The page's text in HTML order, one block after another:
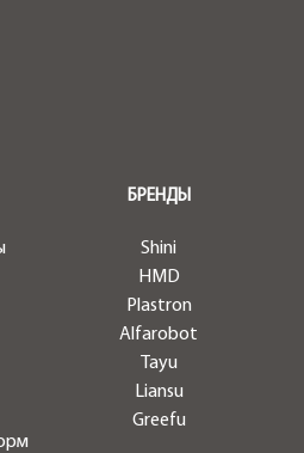
БРЕНДЫ
Shini
HMD
Plastron
Alfarobot
Tayu
Liansu
Greefu